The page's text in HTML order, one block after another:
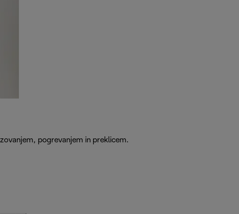
pogrevanjem in preklicem.